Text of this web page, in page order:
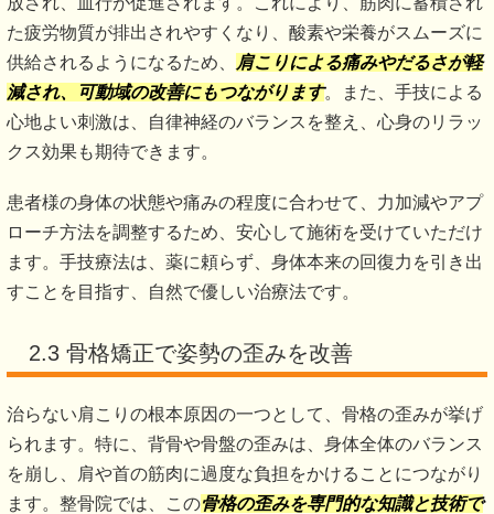
た疲労物質が排出されやすくなり、酸素や栄養がスムーズに
供給されるようになるため、
肩こりによる痛みやだるさが軽
減され、可動域の改善にもつながります。また、手技による
心地よい刺激は、自律神経のバランスを整え、心身のリラッ
クス効果も期待できます。
患者様の身体の状態や痛みの程度に合わせて、力加減やアプ
ローチ方法を調整するため、安心して施術を受けていただけ
ます。手技療法は、薬に頼らず、身体本来の回復力を引き出
すことを目指す、自然で優しい治療法です。
2.3 骨格矯正で姿勢の歪みを改善
治らない肩こりの根本原因の一つとして、骨格の歪みが挙げ
られます。特に、背骨や骨盤の歪みは、身体全体のバランス
を崩し、肩や首の筋肉に過度な負担をかけることにつながり
ます。整骨院では、この骨格の歪みを専門的な知識と技術で